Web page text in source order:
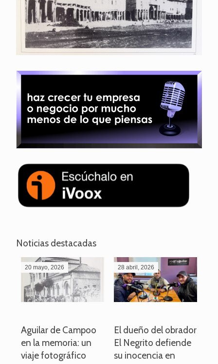
Noticias destacadas
20 mayo, 2026
Aguilar de Campoo
en la memoria: un
viaje fotográfico
28 abril, 2026
El dueño del obrador
El Negrito defiende
su inocencia en